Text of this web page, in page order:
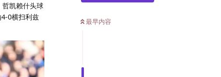
最早内容
哲凯赖什头球
0横扫利兹